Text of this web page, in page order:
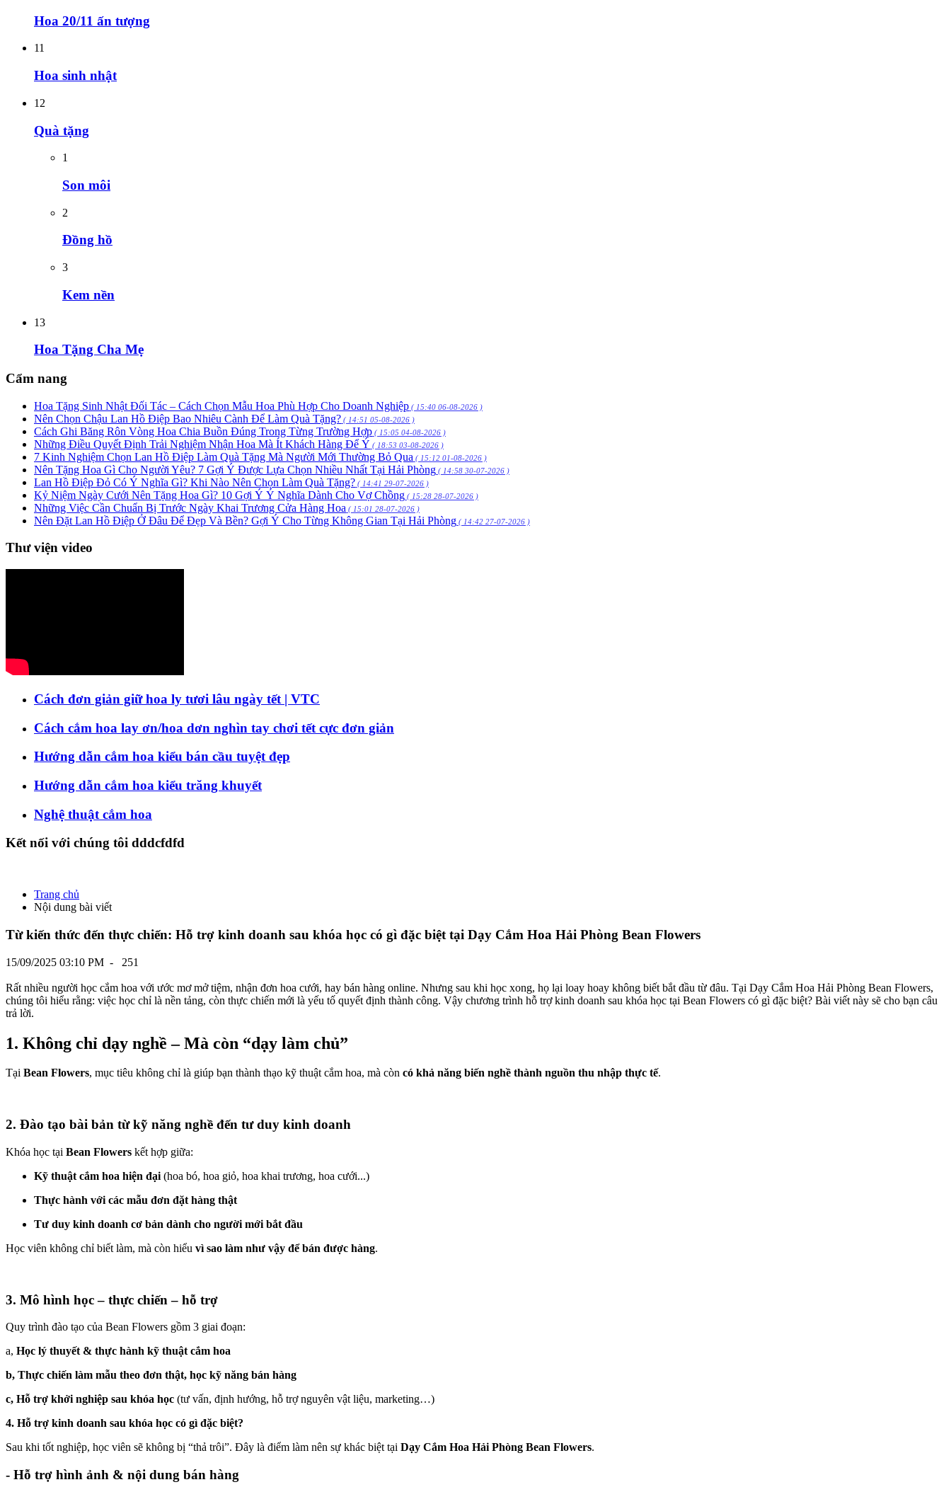
Hoa 20/11 ấn tượng
11
Hoa sinh nhật
12
Quà tặng
1
Son môi
2
Đồng hồ
3
Kem nền
13
Hoa Tặng Cha Mẹ
Cẩm nang
Hoa Tặng Sinh Nhật Đối Tác – Cách Chọn Mẫu Hoa Phù Hợp Cho Doanh Nghiệp ( 15:40 06-08-2026 )
Nên Chọn Chậu Lan Hồ Điệp Bao Nhiêu Cành Để Làm Quà Tặng? ( 14:51 05-08-2026 )
Cách Ghi Băng Rôn Vòng Hoa Chia Buồn Đúng Trong Từng Trường Hợp ( 15:05 04-08-2026 )
Những Điều Quyết Định Trải Nghiệm Nhận Hoa Mà Ít Khách Hàng Để Ý ( 18:53 03-08-2026 )
7 Kinh Nghiệm Chọn Lan Hồ Điệp Làm Quà Tặng Mà Người Mới Thường Bỏ Qua ( 15:12 01-08-2026 )
Nên Tặng Hoa Gì Cho Người Yêu? 7 Gợi Ý Được Lựa Chọn Nhiều Nhất Tại Hải Phòng ( 14:58 30-07-2026 )
Lan Hồ Điệp Đỏ Có Ý Nghĩa Gì? Khi Nào Nên Chọn Làm Quà Tặng? ( 14:41 29-07-2026 )
Kỷ Niệm Ngày Cưới Nên Tặng Hoa Gì? 10 Gợi Ý Ý Nghĩa Dành Cho Vợ Chồng ( 15:28 28-07-2026 )
Những Việc Cần Chuẩn Bị Trước Ngày Khai Trương Cửa Hàng Hoa ( 15:01 28-07-2026 )
Nên Đặt Lan Hồ Điệp Ở Đâu Để Đẹp Và Bền? Gợi Ý Cho Từng Không Gian Tại Hải Phòng ( 14:42 27-07-2026 )
Thư viện video
Cách đơn giản giữ hoa ly tươi lâu ngày tết | VTC
Cách cắm hoa lay ơn/hoa dơn nghìn tay chơi tết cực đơn giản
Hướng dẫn cắm hoa kiểu bán cầu tuyệt đẹp
Hướng dẫn cắm hoa kiểu trăng khuyết
Nghệ thuật cắm hoa
Kết nối với chúng tôi dddcfdfd
Trang chủ
Nội dung bài viết
Từ kiến thức đến thực chiến: Hỗ trợ kinh doanh sau khóa học có gì đặc biệt tại Dạy Cắm Hoa Hải Phòng Bean Flowers
15/09/2025 03:10 PM - 251
Rất nhiều người học cắm hoa với ước mơ mở tiệm, nhận đơn hoa cưới, hay bán hàng online. Nhưng sau khi học xong, họ lại loay hoay không biết bắt đầu từ đâu. Tại Dạy Cắm Hoa Hải Phòng Bean Flowers,
chúng tôi hiểu rằng: việc học chỉ là nền tảng, còn thực chiến mới là yếu tố quyết định thành công. Vậy chương trình hỗ trợ kinh doanh sau khóa học tại Bean Flowers có gì đặc biệt? Bài viết này sẽ cho bạn câu
trả lời.
1. Không chỉ dạy nghề – Mà còn “dạy làm chủ”
Tại Bean Flowers, mục tiêu không chỉ là giúp bạn thành thạo kỹ thuật cắm hoa, mà còn có khả năng biến nghề thành nguồn thu nhập thực tế.
2. Đào tạo bài bản từ kỹ năng nghề đến tư duy kinh doanh
Khóa học tại Bean Flowers kết hợp giữa:
Kỹ thuật cắm hoa hiện đại (hoa bó, hoa giỏ, hoa khai trương, hoa cưới...)
Thực hành với các mẫu đơn đặt hàng thật
Tư duy kinh doanh cơ bản dành cho người mới bắt đầu
Học viên không chỉ biết làm, mà còn hiểu vì sao làm như vậy để bán được hàng.
3. Mô hình học – thực chiến – hỗ trợ
Quy trình đào tạo của Bean Flowers gồm 3 giai đoạn:
a, Học lý thuyết & thực hành kỹ thuật cắm hoa
b, Thực chiến làm mẫu theo đơn thật, học kỹ năng bán hàng
c, Hỗ trợ khởi nghiệp sau khóa học (tư vấn, định hướng, hỗ trợ nguyên vật liệu, marketing…)
4. Hỗ trợ kinh doanh sau khóa học có gì đặc biệt?
Sau khi tốt nghiệp, học viên sẽ không bị “thả trôi”. Đây là điểm làm nên sự khác biệt tại Dạy Cắm Hoa Hải Phòng Bean Flowers.
- Hỗ trợ hình ảnh & nội dung bán hàng